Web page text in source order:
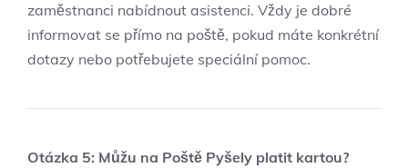
zaměstnanci nabídnout asistenci. Vždy je dobré
informovat se přímo na poště, pokud máte konkrétní
dotazy nebo potřebujete speciální pomoc.
Otázka 5: Můžu na Poště Pyšely platit kartou?